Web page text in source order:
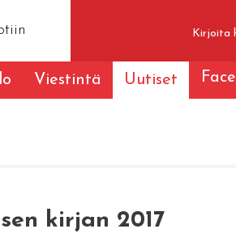
Viestintä Uutiset
kirjan 2017